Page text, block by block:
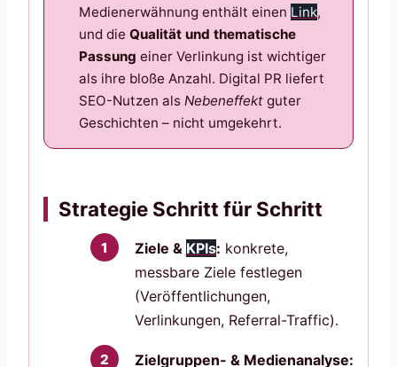
Medienerwähnung enthält einen Link,
und die Qualität und thematische
Passung einer Verlinkung ist wichtiger
als ihre bloße Anzahl. Digital PR liefert
SEO-Nutzen als Nebeneffekt guter
Geschichten – nicht umgekehrt.
Strategie Schritt für Schritt
Ziele & KPIs: konkrete,
messbare Ziele festlegen
(Veröffentlichungen,
Verlinkungen, Referral-Traffic).
Zielgruppen- & Medienanalyse: